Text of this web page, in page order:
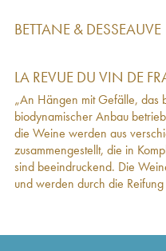
Ardoisières (Domaine des)
Vin des Allobroges
Vin des Allobroges
Ardoisières (Domaine
Vin des Allobroges
Ardoisières (Domaine
Vin des Allobroges -
Argile Ardoisières
Vin des Allobroges
(Domaine des)2018
Vin des Allobroges
BETTANE & DESSEAUVE
LA REVUE DU VIN DE
„An Hängen mit Gefälle, das
biodynamischer Anbau
die Weine werden aus
zusammengestellt, die in
sind beeindruckend. Die
und werden durch die